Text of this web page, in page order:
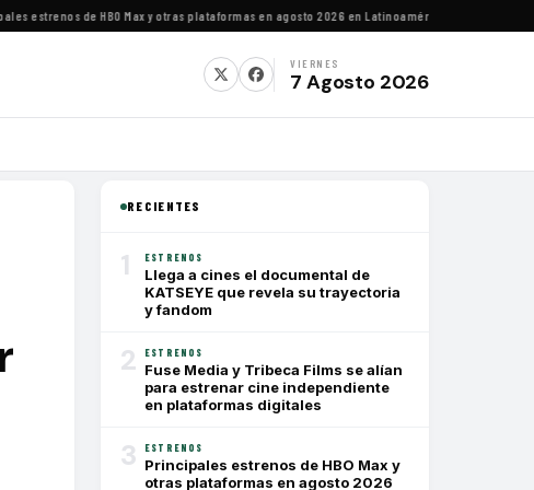
estrenos de HBO Max y otras plataformas en agosto 2026 en Latinoamérica·
VIERNES
7 Agosto 2026
RECIENTES
1 ESTRENOS
Llega a cines el documental de
KATSEYE que revela su trayectoria
y fandom
2 ESTRENOS
Fuse Media y Tribeca Films se alían
para estrenar cine independiente
en plataformas digitales
3 ESTRENOS
Principales estrenos de HBO Max y
otras plataformas en agosto 2026